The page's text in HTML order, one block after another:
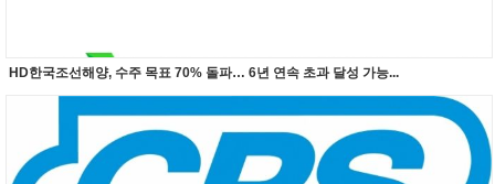
HD한국조선해양, 수주 목표 70% 돌파… 6년 연속 초과 달성 가능...